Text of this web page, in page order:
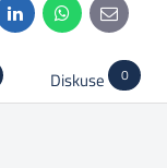
LinkedInWhatsApp
E-
mail
Diskuse 0